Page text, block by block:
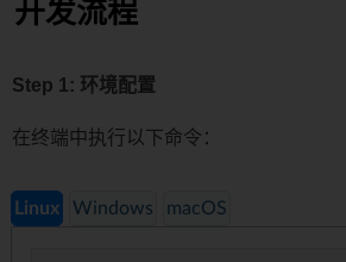
开发流程
Step 1: 环境配置
在终端中执行以下命令：
Linux Windows macOS